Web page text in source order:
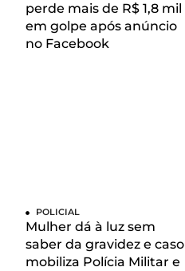
perde mais de R$ 1,8 mil
em golpe após anúncio
no Facebook
POLICIAL
Mulher dá à luz sem
saber da gravidez e caso
mobiliza Polícia Militar e